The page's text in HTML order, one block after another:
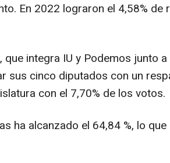
En 2022 lograron el 4,58% de
que integra IU y Podemos junto
sus cinco diputados con un
con el 7,70% de los votos.
ha alcanzado el 64,84 %, lo que